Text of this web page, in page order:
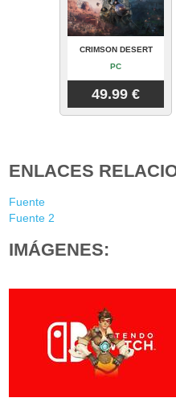
CRIMSON DESERT
PC
49.99 €
ENLACES
Fuente
Fuente 2
IMÁGENES: